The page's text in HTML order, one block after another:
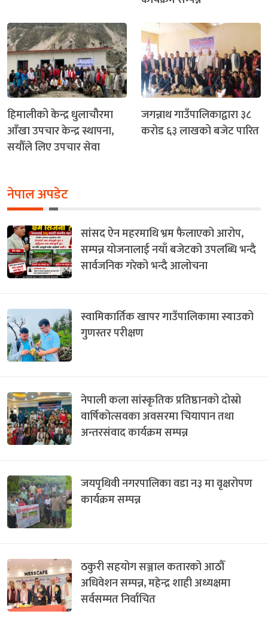
हिमालीको केन्द्र धुलाचौरमा
आँखा उपचार केन्द्र स्थापना,
सयौँले लिए उपचार सेवा
जगन्नाथ गाउँपालिकाद्वारा ३८
करोड ६३ लाखको बजेट पारित
नेपाल अपडेट
सांसद ऐन महरमाथि भ्रम फैलाएको आरोप,
सम्पन्न योजनालाई नयाँ बजेटको उपलब्धि भन्दै
सार्वजनिक गरेको भन्दै आलोचना
स्वामिकार्तिक खापर गाउँपालिकामा स्याउको
गुणस्तर परीक्षण
नेपाली कला सांस्कृतिक प्रतिष्ठानको दोस्रो
वार्षिकोत्सवका अवसरमा चियापान तथा
अन्तरसंवाद कार्यक्रम सम्पन्न
जयपृथिवी नगरपालिका वडा न३ मा वृक्षरोपण
कार्यक्रम सम्पन्न
ठकुरी सहयोग सञ्जाल कतारको आठौँ
अधिवेशन सम्पन्न, महेन्द्र शाही अध्यक्षमा
सर्वसम्मत निर्वाचित